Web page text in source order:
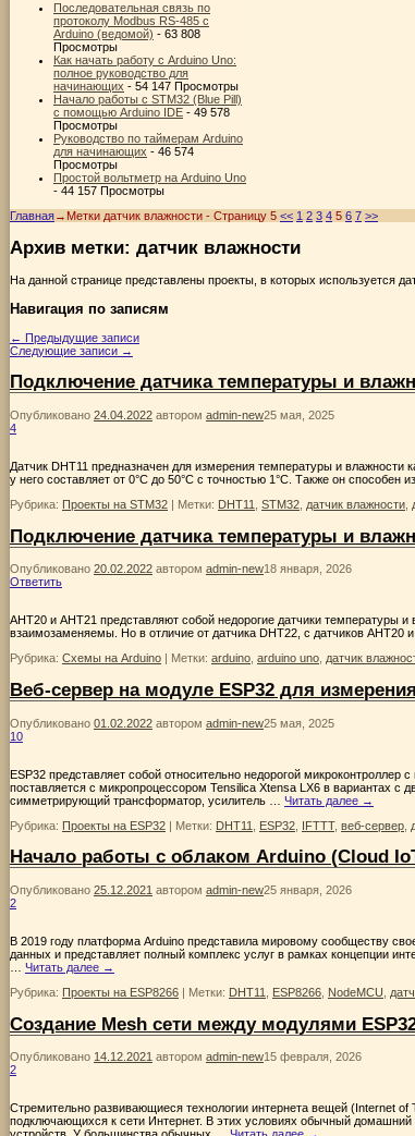
Последовательная связь по
протоколу Modbus RS-485 с
Arduino (ведомой) - 63 808
Просмотры
Как начать работу с Arduino Uno:
полное руководство для
начинающих - 54 147 Просмотры
Начало работы с STM32 (Blue Pill)
с помощью Arduino IDE - 49 578
Просмотры
Руководство по таймерам Arduino
для начинающих - 46 574
Просмотры
Простой вольтметр на Arduino Uno
- 44 157 Просмотры
Главная→Метки датчик влажности - Страницу 5 << 1 2 3 4 5 6 7 >>
Архив метки: датчик влажности
На данной странице представлены проекты, в которых используется
Навигация по записям
← Предыдущие записи
Следующие записи →
Подключение датчика температуры и
Опубликовано 24.04.2022 автором admin-new25 мая, 2025
4
Датчик DHT11 предназначен для измерения температуры и
у него составляет от 0°C до 50°C с точностью 1°C. Также он способен
Рубрика: Проекты на STM32 | Метки: DHT11 STM32 датчик влажности
Подключение датчика температуры и
Опубликовано 20.02.2022 автором admin-new18 января, 2026
Ответить
AHT20 и AHT21 представляют собой недорогие датчики температуры
взаимозаменяемы. Но в отличие от датчика DHT22, с датчиков
Рубрика: Схемы на Arduino Метки: arduino arduino uno датчик
Веб-сервер на модуле ESP32 для
Опубликовано 01.02.2022 автором admin-new25 мая, 2025
10
ESP32 представляет собой относительно недорогой
поставляется с микропроцессором Tensilica Xtensa LX6 в вариантах
симметрирующий трансформатор, усилитель … Читать далее →
Рубрика: Проекты на ESP32 | Метки: DHT11 ESP32 IFTTT, веб-сервер
Начало работы с облаком Arduino (Cloud
Опубликовано 25.12.2021 автором admin-new25 января, 2026
2
В 2019 году платформа Arduino представила мировому сообществу
данных и представляет полный комплекс услуг в рамках концепции
Читать далее →
Рубрика: Проекты на ESP8266 | Метки: DHT11 ESP8266 NodeMCU
Создание Mesh сети между модулями
Опубликовано 14.12.2021 автором admin-new15 февраля, 2026
2
Стремительно развивающиеся технологии интернета вещей (Internet
подключающихся к сети Интернет. В этих условиях обычный